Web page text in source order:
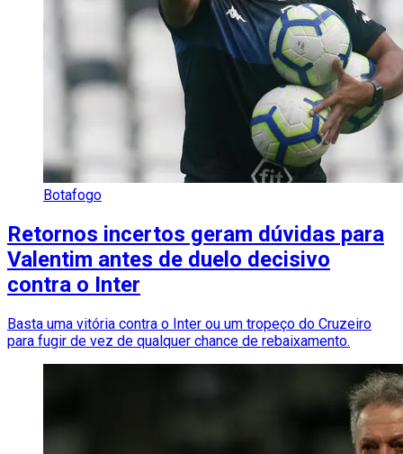
Botafogo
Retornos incertos geram dúvidas para
Valentim antes de duelo decisivo
contra o Inter
Basta uma vitória contra o Inter ou um tropeço do Cruzeiro
para fugir de vez de qualquer chance de rebaixamento.